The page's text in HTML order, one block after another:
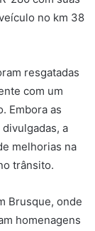
no km 38
resgatadas
com um
Embora as
a
melhorias na
trânsito.
Brusque, onde
homenagens